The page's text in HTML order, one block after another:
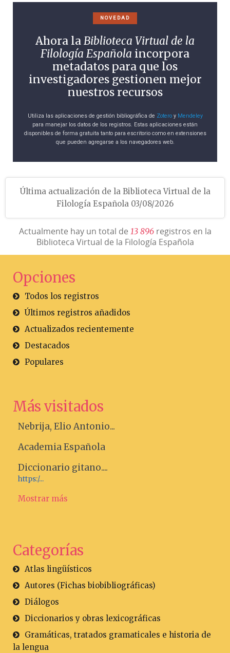
NOVEDAD
Ahora laBiblioteca Virtual de la
Filología Española incorpora
metadatos para que los
investigadores gestionen mejor
nuestros recursos
Utiliza las aplicaciones de gestión bibliográfica de Zoteroy Mendeley
para manejar los datos de los registros. Estas aplicaciones están
disponibles de forma gratuita tanto para escritorio como en extensiones
que pueden agregarse a los navegadores web.
Última actualización de la Biblioteca Virtual de la
Filología Española 03/08/2026
Actualmente hay un total de 13 896registros en la
Biblioteca Virtual de la Filología Española
Opciones
Todos los registros
Últimos registros añadidos
Actualizados recientemente
Destacados
Populares
Más visitados
Nebrija, Elio Antonio...
Academia Española
Diccionario gitano....
https:/...
Mostrar más
Categorías
Atlas lingüísticos
Autores (Fichas biobibliográficas)
Diálogos
Diccionarios y obras lexicográficas
Gramáticas, tratados gramaticales e historia de
la lengua